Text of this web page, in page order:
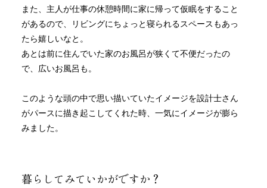
また、主人が仕事の休憩時間に家に帰って仮眠をすること
があるので、リビングにちょっと寝られるスペースもあっ
たら嬉しいなと。
あとは前に住んでいた家のお風呂が狭くて不便だったの
で、広いお風呂も。
このような頭の中で思い描いていたイメージを設計士さん
がパースに描き起こしてくれた時、一気にイメージが膨ら
みました。
暮らしてみていかがですか？